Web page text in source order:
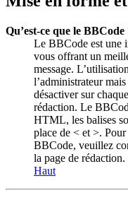
Qu’est-ce que le BBCode
Le BBCode est une
vous offrant un
message.
l’administrateur
désactiver sur
rédaction. Le
HTML, les balises
place de < et >.
BBCode, veuillez
la page de rédaction.
Haut